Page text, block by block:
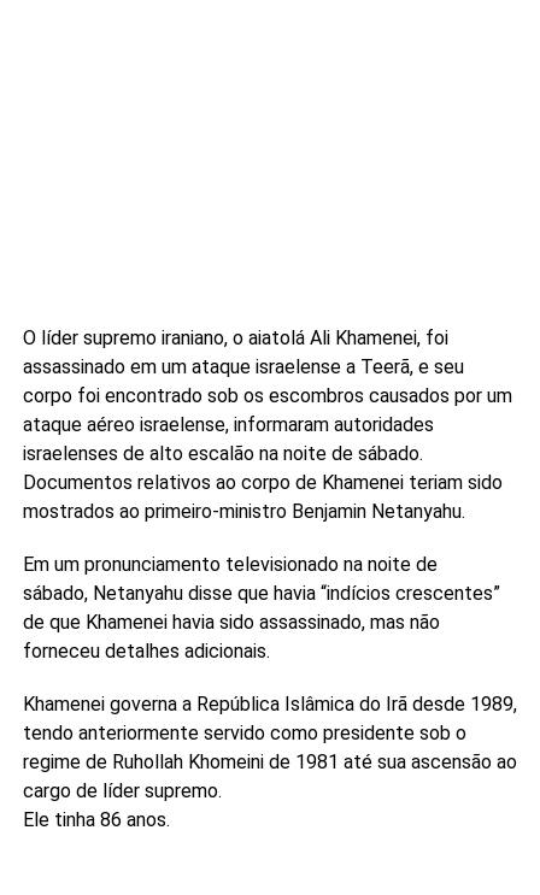
O líder supremo iraniano, o aiatolá Ali Khamenei, foi
assassinado em um ataque israelense a Teerã, e seu
corpo foi encontrado sob os escombros causados ​​por um
ataque aéreo israelense, informaram autoridades
israelenses de alto escalão na noite de sábado.
Documentos relativos ao corpo de Khamenei teriam sido
mostrados ao primeiro-ministro Benjamin Netanyahu.
Em um pronunciamento televisionado na noite de
sábado, Netanyahu disse que havia “indícios crescentes”
de que Khamenei havia sido assassinado, mas não
forneceu detalhes adicionais.
Khamenei governa a República Islâmica do Irã desde 1989,
tendo anteriormente servido como presidente sob o
regime de Ruhollah Khomeini de 1981 até sua ascensão ao
cargo de líder supremo.
Ele tinha 86 anos.